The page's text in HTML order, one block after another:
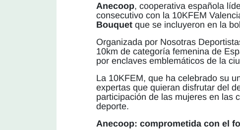
Anecoop, cooperativa española
consecutivo con la 10KFEM
Bouquet que se incluyeron en la
Organizada por Nosotras
10km de categoría femenina de
por enclaves emblemáticos de la
La 10KFEM, que ha celebrado su
expertas que quieran disfrutar del
participación de las mujeres en las
deporte.
Anecoop: comprometida con el